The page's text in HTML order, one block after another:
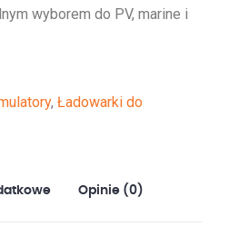
wyborem do PV, marine i
, Ładowarki do
Opinie (0)